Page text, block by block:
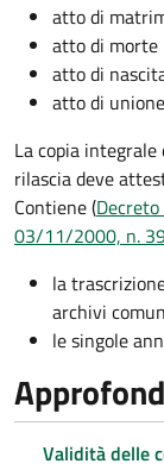
atto di
atto di morte
atto di
atto di
La copia
rilascia deve
Contiene (
03/11/2000, n.
la
archivi
le singole
Validità delle